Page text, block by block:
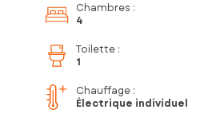
Chambres :
4
Toilette :
1
Chauffage :
Électrique individuel